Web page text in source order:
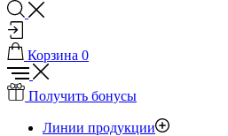
Корзина 0
Получить бонусы
Линии продукции